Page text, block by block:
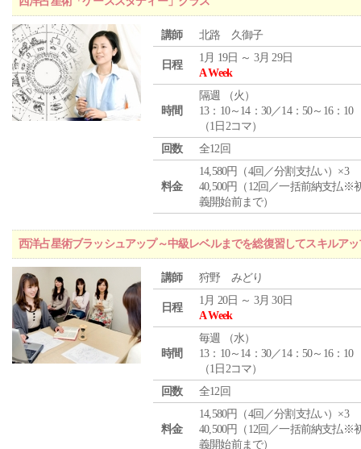
講師 北路 久御子
日程
1月 19日 ～ 3月 29日
A Week
時間
隔週 （火 ）
13：10～14：30／14：50～16：10
（1日2コマ）
回数
全12回
料金
14,580円（4回／分割支払い）×3
40,500円（12回／一括前納支払※
義開始前まで）
西洋占星術ブラッシュアップ～中級レベルまでを総復習してスキルア
講師 狩野 みどり
日程
1月 20日 ～ 3月 30日
A Week
時間
毎週 （水）
13：10～14：30／14：50～16：10
（1日2コマ）
回数
全12回
料金
14,580円（4回／分割支払い）×3
40,500円（12回／一括前納支払※
義開始前まで）